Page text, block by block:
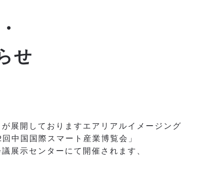
せ
展開しておりますエアリアルイメージング
中国国際スマート産業博覧会」
展示センターにて開催されます、